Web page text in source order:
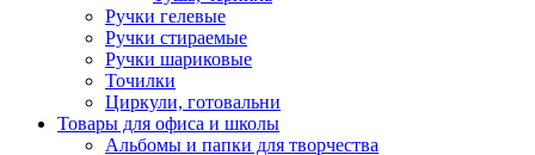
Ручки гелевые
Ручки стираемые
Ручки шариковые
Точилки
Циркули, готовальни
Товары для офиса и школы
Альбомы и папки для творчества